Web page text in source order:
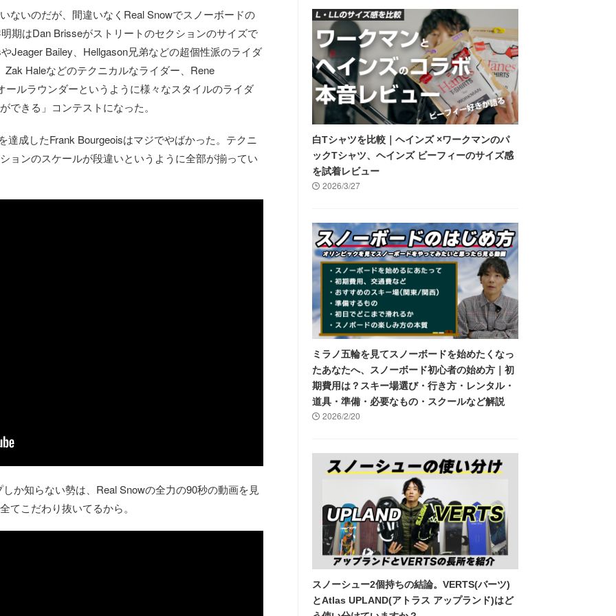
ないのだが、間違いなくReal Snowでスノーボードの
期はDan Brisseがストリートのセクションのサイズで
Jeager Bailey、Hellgason兄弟などの超個性派のライダ
Haleなどのテクニカルなライダー、Rene
ールラウンダーというように様々なスタイルのライダ
できる」コンテストになった。
達成したFrank Bourgeoisはマジでやばかった。テクニ
ョンのスケールが段違いというように全部が揃ってい
か知らない勢は、Real Snowの全力の90秒の動画を見
てこだわり抜いてるから。
白Tシャツを比較｜ヘインズ ×ワークマンのパ
ックTシャツ、ヘインズ ビーフィーのサイズ感
を試着レビュー
2026/3/27
ミラノ五輪を見てスノーボードを始めたくなっ
たあなたへ、スノーボード初心者の始め方｜初
期費用は？スキー場選び・行き方・レンタル・
道具・準備・必要なもの・スクールなど解説
2026/2/20
スノーシュー2個持ちの結論。VERTS(バーツ)
とAtlas UPLAND(アトラス アップランド)はど